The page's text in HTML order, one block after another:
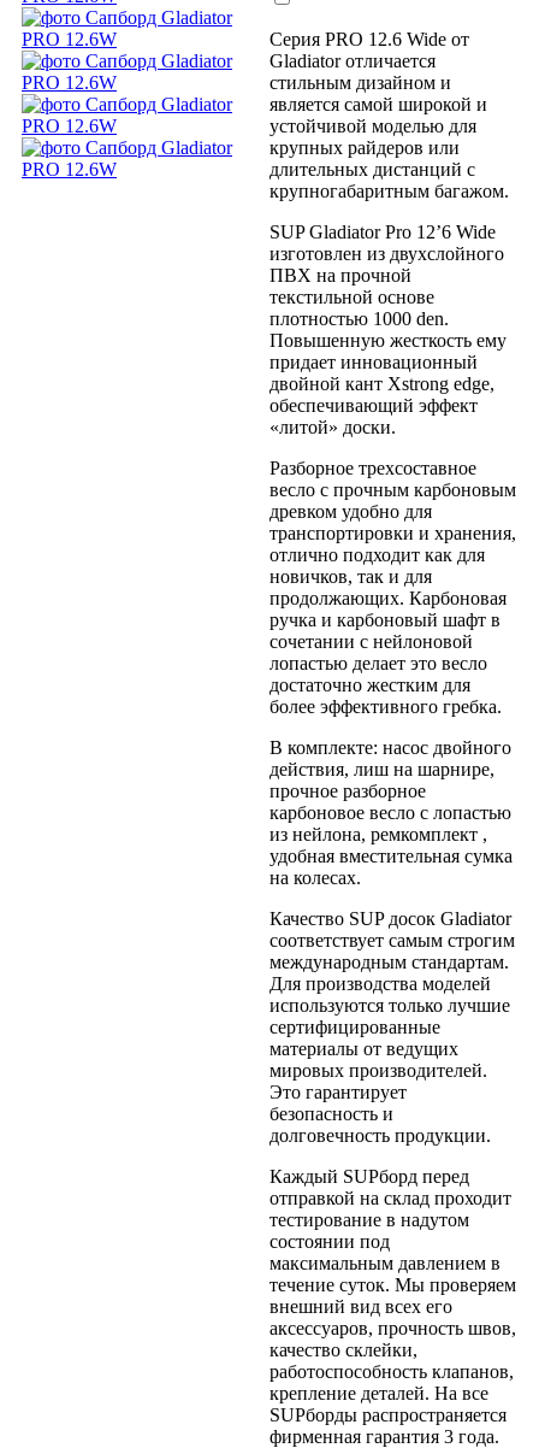
Серия PRO 12.6 Wide от
Gladiator отличается
стильным дизайном и
является самой широкой и
устойчивой моделью для
крупных райдеров или
длительных дистанций с
крупногабаритным багажом.
SUP Gladiator Pro 12’6 Wide
изготовлен из двухслойного
ПВХ на прочной
текстильной основе
плотностью 1000 den.
Повышенную жесткость ему
придает инновационный
двойной кант Xstrong edge,
обеспечивающий эффект
«литой» доски.
Разборное трехсоставное
весло с прочным карбоновым
древком удобно для
транспортировки и хранения,
отлично подходит как для
новичков, так и для
продолжающих. Карбоновая
ручка и карбоновый шафт в
сочетании с нейлоновой
лопастью делает это весло
достаточно жестким для
более эффективного гребка.
В комплекте: насос двойного
действия, лиш на шарнире,
прочное разборное
карбоновое весло с лопастью
из нейлона, ремкомплект ,
удобная вместительная сумка
на колесах.
Качество SUP досок Gladiator
соответствует самым строгим
международным стандартам.
Для производства моделей
используются только лучшие
сертифицированные
материалы от ведущих
мировых производителей.
Это гарантирует
безопасность и
долговечность продукции.
Каждый SUPборд перед
отправкой на склад проходит
тестирование в надутом
состоянии под
максимальным давлением в
течение суток. Мы проверяем
внешний вид всех его
аксессуаров, прочность швов,
качество склейки,
работоспособность клапанов,
крепление деталей. На все
SUPборды распространяется
фирменная гарантия 3 года.